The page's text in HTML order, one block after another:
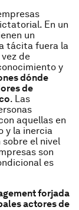
En un
un
tácita fuera la
de
y
dónde
de
. Las
aquellas en
y la inercia
sobre el nivel
son
es
forjada
actores de